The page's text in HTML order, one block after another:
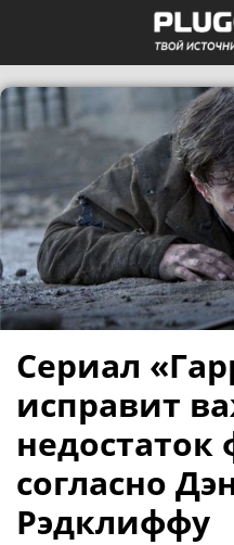
Сериал
исправит
согласно
Рэдклиффу